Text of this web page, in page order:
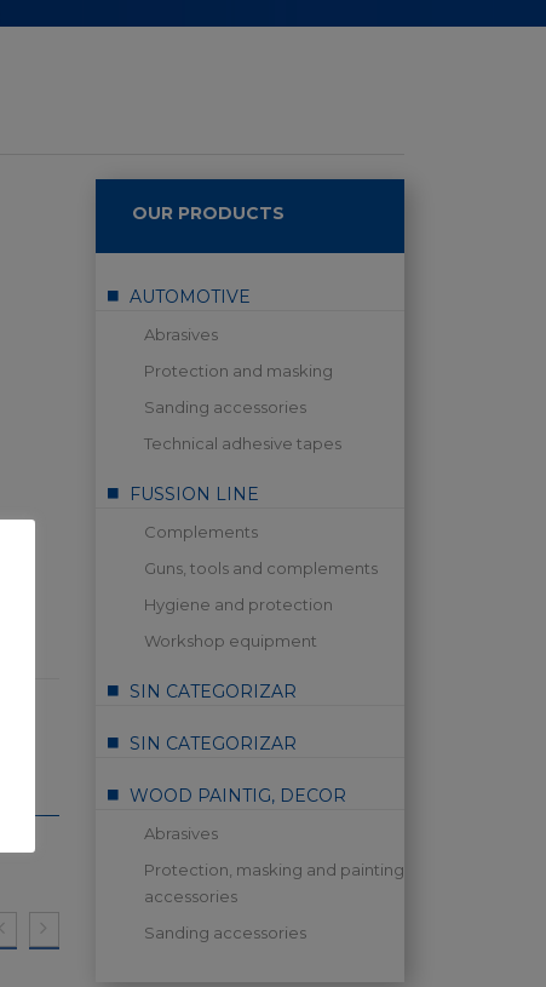
OUR PRODUCTS
AUTOMOTIVE
Abrasives
Protection and masking
Sanding accessories
Technical adhesive tapes
FUSSION LINE
Complements
Guns, tools and complements
Hygiene and protection
Workshop equipment
SIN CATEGORIZAR
SIN CATEGORIZAR
WOOD PAINTIG, DECOR
Abrasives
Protection, masking and painting
accessories
Sanding accessories